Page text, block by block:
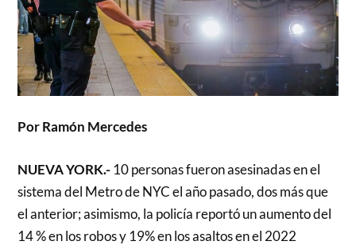
Por Ramón Mercedes
NUEVA YORK.- 10 personas fueron asesinadas en el
sistema del Metro de NYC el año pasado, dos más que
el anterior; asimismo, la policía reportó un aumento del
14 % en los robos y 19% en los asaltos en el 2022